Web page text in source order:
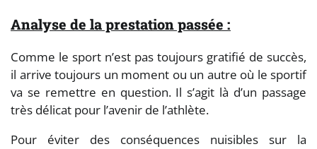
Analyse de la prestation passée :
Comme le sport n’est pas toujours gratifié de succès,
il arrive toujours un moment ou un autre où le sportif
va se remettre en question. Il s’agit là d’un passage
très délicat pour l’avenir de l’athlète.
Pour éviter des conséquences nuisibles sur la